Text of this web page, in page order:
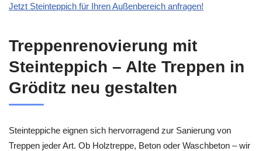
Jetzt Steinteppich für Ihren Außenbereich anfragen!
Treppenrenovierung mit
Steinteppich – Alte Treppen in
Gröditz neu gestalten
Steinteppiche eignen sich hervorragend zur Sanierung von
Treppen jeder Art. Ob Holztreppe, Beton oder Waschbeton – wir